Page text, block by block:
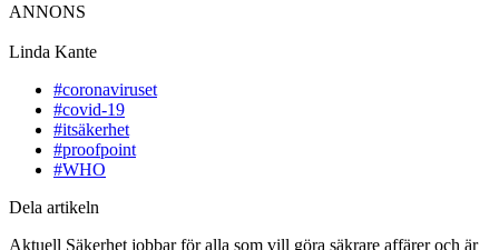
ANNONS
Linda Kante
#coronaviruset
#covid-19
#itsäkerhet
#proofpoint
#WHO
Dela artikeln
Aktuell Säkerhet jobbar för alla som vill göra säkrare affärer och är